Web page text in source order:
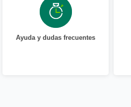
Ayuda y dudas frecuentes